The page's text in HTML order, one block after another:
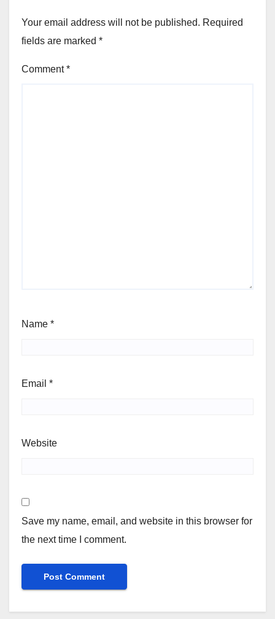
Your email address will not be published. Required
fields are marked *
Comment*
Name *
Email *
Website
Save my name, email, and website in this browser for
the next time I comment.